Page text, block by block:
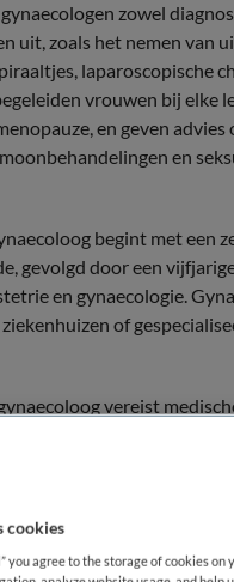
zowel
uit, zoals het nemen van
laparoscopische
vrouwen bij elke
en geven advies
en
begint met een
gevolgd door een
en gynaecologie.
of
vereist
als persoonlijke
Terug
cookies
you agree to the storage of cookies on